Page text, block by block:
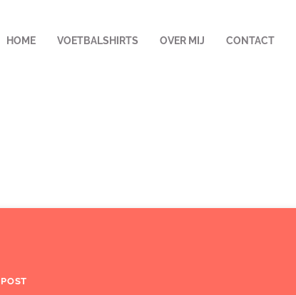
HOME VOETBALSHIRTS OVER MIJ CONTACT
POST